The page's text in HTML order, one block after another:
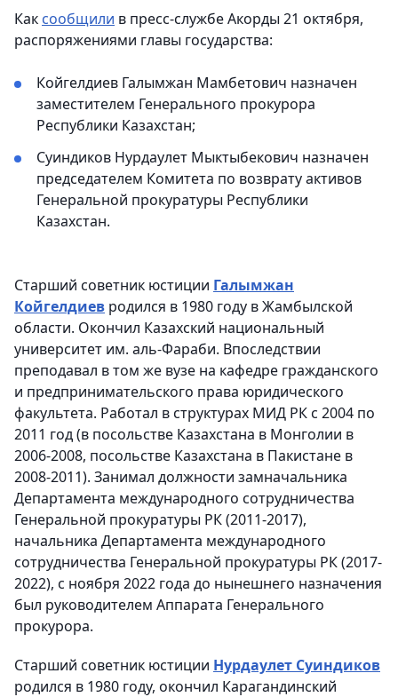
Как сообщили в пресс-службе Акорды 21 октября,
распоряжениями главы государства:
Койгелдиев Галымжан Мамбетович назначен
заместителем Генерального прокурора
Республики Казахстан;
Суиндиков Нурдаулет Мыктыбекович назначен
председателем Комитета по возврату активов
Генеральной прокуратуры Республики
Казахстан.
Старший советник юстиции Галымжан
Койгелдиев родился в 1980 году в Жамбылской
области. Окончил Казахский национальный
университет им. аль-Фараби. Впоследствии
преподавал в том же вузе на кафедре гражданского
и предпринимательского права юридического
факультета. Работал в структурах МИД РК с 2004 по
2011 год (в посольстве Казахстана в Монголии в
2006-2008, посольстве Казахстана в Пакистане в
2008-2011). Занимал должности замначальника
Департамента международного сотрудничества
Генеральной прокуратуры РК (2011-2017),
начальника Департамента международного
сотрудничества Генеральной прокуратуры РК (2017-
2022), с ноября 2022 года до нынешнего назначения
был руководителем Аппарата Генерального
прокурора.
Старший советник юстиции Нурдаулет Суиндиков
родился в 1980 году, окончил Карагандинский